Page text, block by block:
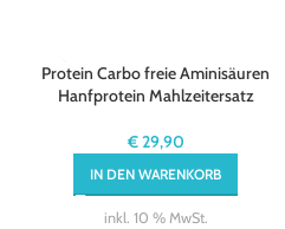
Protein Carbo freie Aminisäuren
Hanfprotein Mahlzeitersatz
€29,90
IN DEN WARENKORB
inkl. 10 % MwSt.